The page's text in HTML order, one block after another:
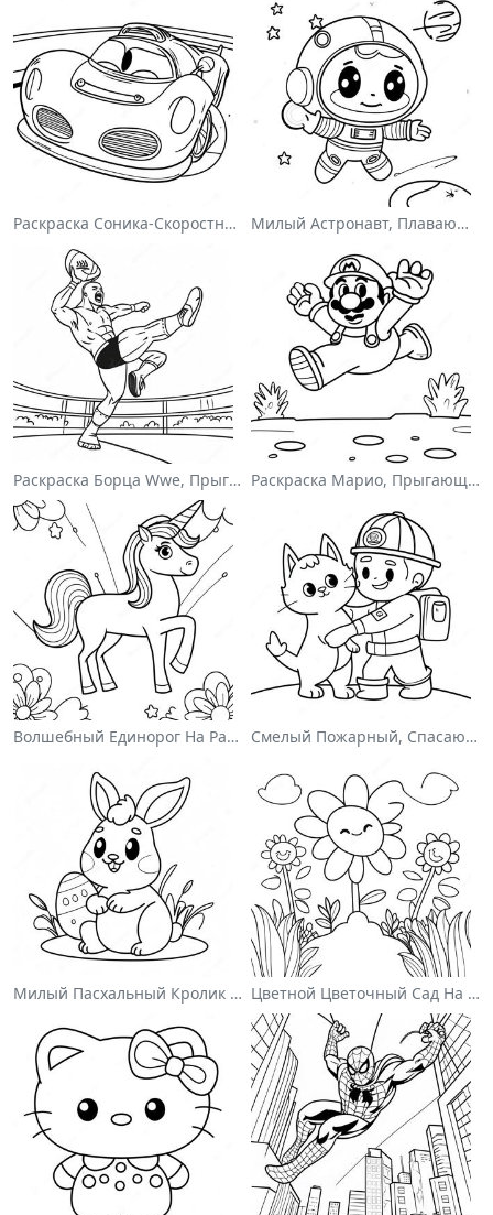
Раскраска Соника-Скоростного Гонщика Милый Астронавт, Плавающий В Космосе На Раскраске
Раскраска Борца Wwe, Прыгающего На Соперника Раскраска Марио, Прыгающего Через Гумбасов
Волшебный Единорог На Раскраске С Радугой Смелый Пожарный, Спасающий Кота Раскраска
Милый Пасхальный Кролик На Раскраске Цветной Цветочный Сад На Раскраске